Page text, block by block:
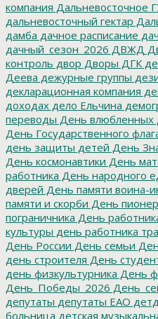
компания Дальневосточное
дальневосточный гектар
дамба дачное расписание
дачный_сезон_2026 ДВЖД
контроль двор Дворы ДГК
Деева дежурные группы
декларационная компания
доходах дело Ельчина
переводы День влюбленных
День Государственного
день защиты детей День
День космонавтики День
работника День народного
дверей День памяти воина-
памяти и скорби День
пограничника День
культуры день работника
День России День семьи
день строителя День
день физкультурника День
День_Победы_2026
депутаты депутаты ЕАО
больница детская